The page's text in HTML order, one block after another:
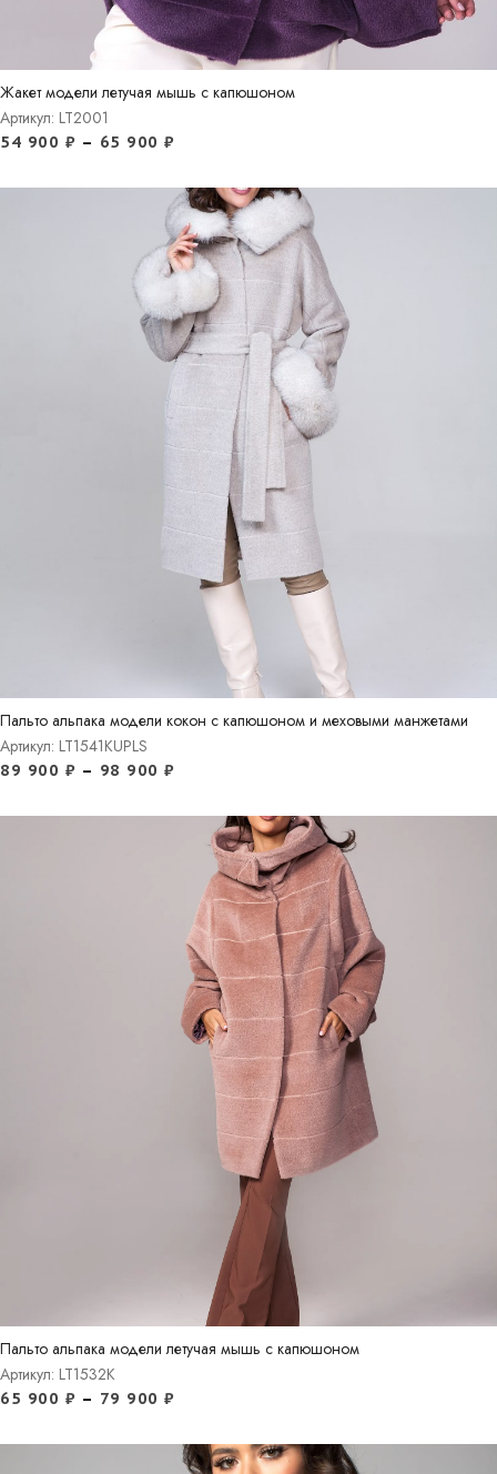
Жакет модели летучая мышь с капюшоном
Артикул: LT2001
54 900 ₽ – 65 900 ₽
Пальто альпака модели кокон с капюшоном и меховыми манжетами
Артикул: LT1541KUPLS
89 900 ₽ – 98 900 ₽
Пальто альпака модели летучая мышь с капюшоном
Артикул: LT1532K
65 900 ₽ – 79 900 ₽